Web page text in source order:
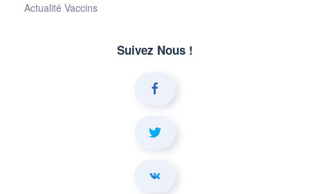
Actualité Vaccins
Suivez Nous !